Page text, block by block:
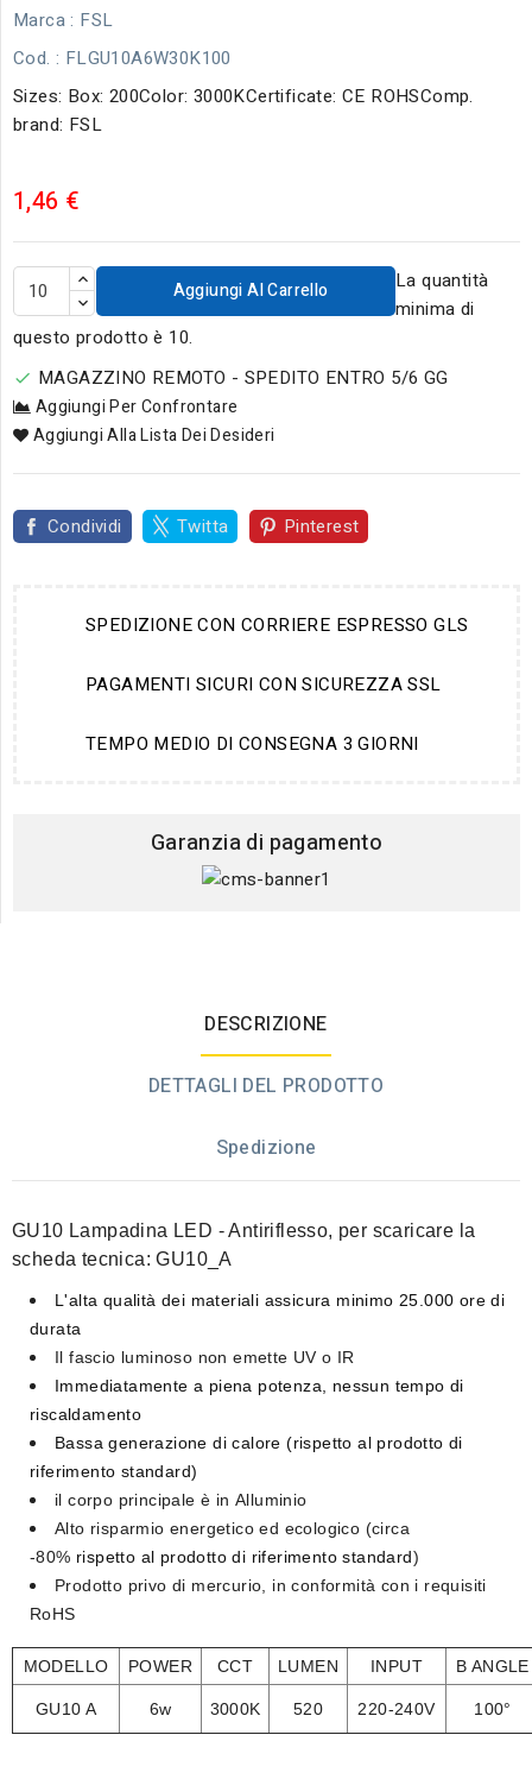
Marca : FSL
Cod. : FLGU10A6W30K100
Sizes: Box: 200Color: 3000KCertificate: CE ROHSComp.
brand: FSL
1,46 €
Aggiungi Al Carrello
La quantità
minima di
questo prodotto è 10.
 MAGAZZINO REMOTO - SPEDITO ENTRO 5/6 GG
Aggiungi Per Confrontare
Aggiungi Alla Lista Dei Desideri
Condividi Twitta Pinterest
SPEDIZIONE CON CORRIERE ESPRESSO GLS
PAGAMENTI SICURI CON SICUREZZA SSL
TEMPO MEDIO DI CONSEGNA 3 GIORNI
Garanzia di pagamento
DESCRIZIONE
DETTAGLI DEL PRODOTTO
Spedizione
GU10 Lampadina LED - Antiriflesso, per scaricare la
scheda tecnica:GU10_A
L'alta qualità dei materiali assicura minimo 25.000 ore di
durata
Il fascio luminoso non emette UV o IR
Immediatamente a piena potenza, nessun tempo di
riscaldamento
Bassa generazione di calore (rispetto al prodotto di
riferimento standard)
il corpo principale è in Alluminio
Alto risparmio energetico ed ecologico (circa
-80% rispetto al prodotto di riferimento standard)
Prodotto privo di mercurio, in conformità con i requisiti
RoHS​
MODELLO POWER CCT LUMEN INPUT B ANGLE
GU10 A 6w 3000K 520 220-240V 100°